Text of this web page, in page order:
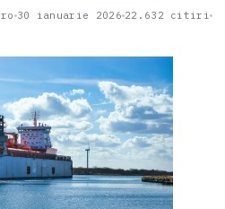
30 ianuarie 2026 22.632 citiri